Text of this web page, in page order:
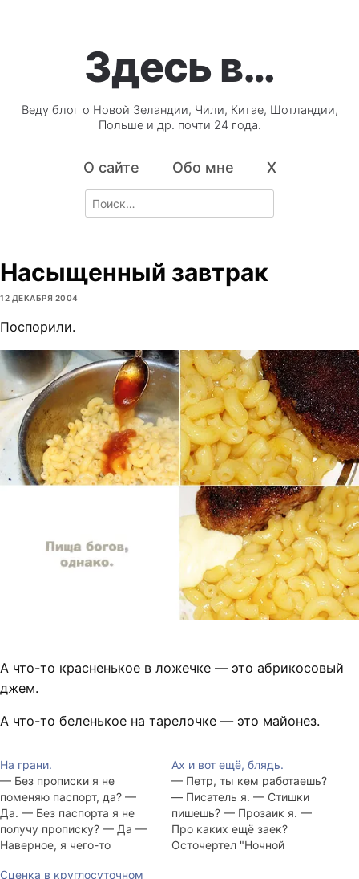
Здесь в…
Веду блог о Новой Зеландии, Чили, Китае, Шотландии,
Польше и др. почти 24 года.
О сайте Обо мне X
Search
for:
Насыщенный завтрак
12 ДЕКАБРЯ 2004
Поспорили.
А что-то красненькое в ложечке — это абрикосовый
джем.
А что-то беленькое на тарелочке — это майонез.
На грани.
— Без прописки я не
поменяю паспорт, да? —
Да. — Без паспорта я не
получу прописку? — Да —
Наверное, я чего-то
Ах и вот ещё, блядь.
— Петр, ты кем работаешь?
— Писатель я. — Стишки
пишешь? — Прозаик я. —
Про каких ещё заек?
Осточертел "Ночной
Сценка в круглосуточном